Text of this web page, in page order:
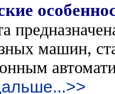
машин,